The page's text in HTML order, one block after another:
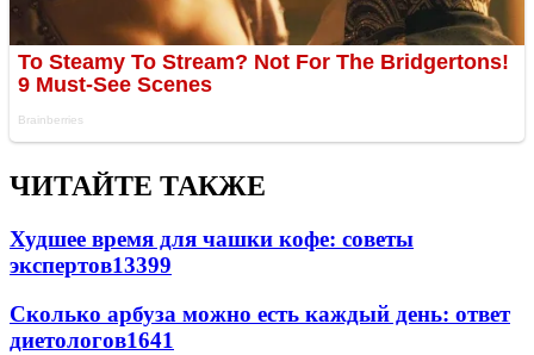
ЧИТАЙТЕ ТАКЖЕ
Худшее время для чашки кофе: советы
экспертов13399
Сколько арбуза можно есть каждый день: ответ
диетологов1641